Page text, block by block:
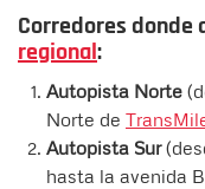
Corredores donde
regional:
Autopista Norte
Norte de
Autopista Sur
hasta la avenida